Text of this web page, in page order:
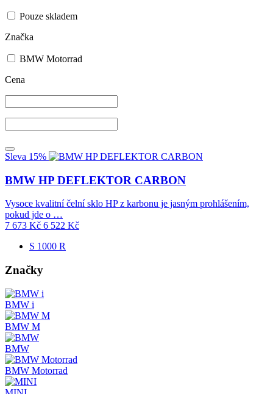
Pouze skladem
Značka
BMW Motorrad
Cena
Sleva 15%
BMW HP DEFLEKTOR CARBON
Vysoce kvalitní čelní sklo HP z karbonu je jasným prohlášením,
pokud jde o …
7 673 Kč 6 522 Kč
S 1000 R
Značky
BMW i
BMW M
BMW
BMW Motorrad